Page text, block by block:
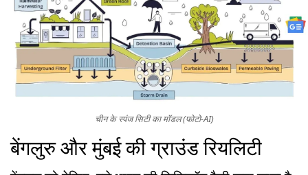
चीन के स्पंज सिटी का मॉडल (फोटो-AI)
बेंगलुरु और मुंबई की ग्राउंड रियलिटी